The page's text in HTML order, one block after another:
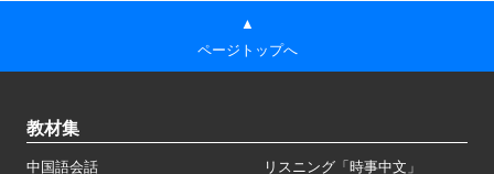
▲
ページトップへ
教材集
中国語会話
リスニング「時事中文」